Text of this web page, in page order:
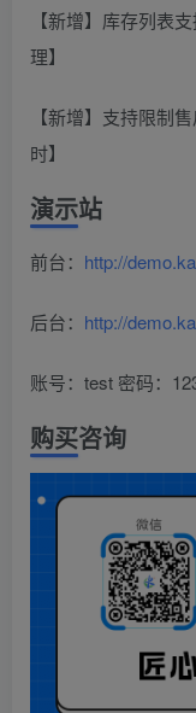
【新增】库存列表
理】
【新增】支持限制
时】
演示站
前台： http://
后台： http://
账号：test 密码：
购买咨询